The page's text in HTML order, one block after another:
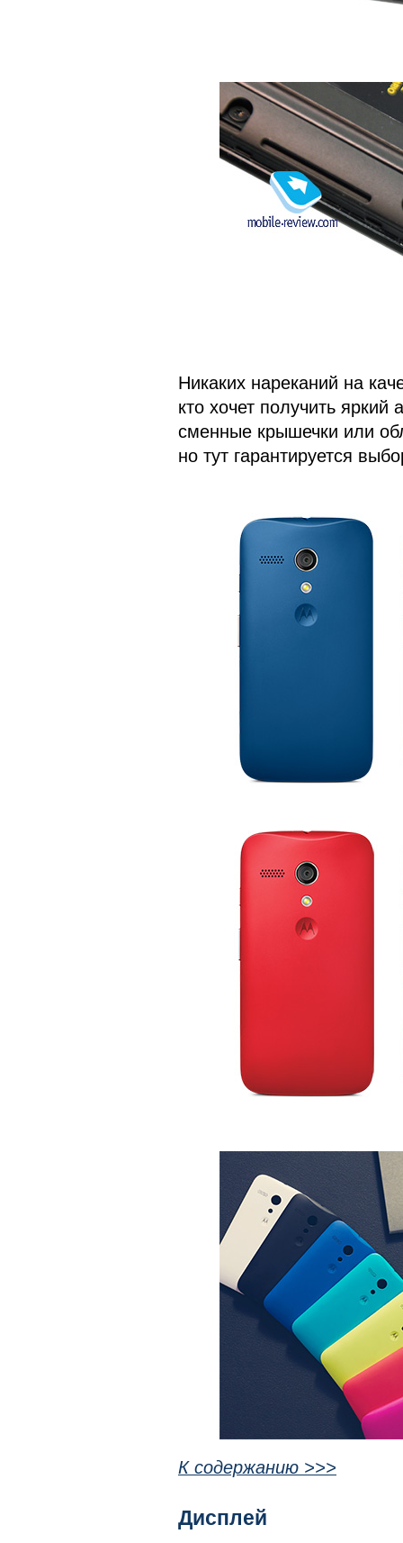
Никаких нареканий на
кто хочет получить
сменные крышечки или
но тут гарантируется
К содержанию >>>
Дисплей